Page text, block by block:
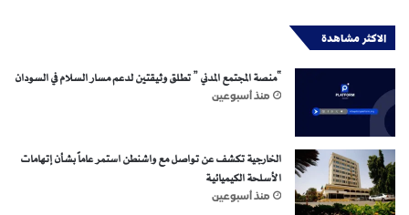
الاكثر مشاهدة
“منصة المجتمع المدني ” تطلق وثيقتين لدعم مسار السلام في السودان
منذ أسبوعين
الخارجية تكشف عن تواصل مع واشنطن استمر عاماً بشأن إتهامات
الأسلحة الكيميائية
منذ أسبوعين